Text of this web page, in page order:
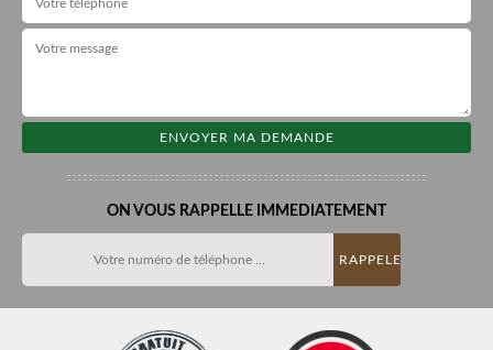
ON VOUS RAPPELLE IMMEDIATEMENT